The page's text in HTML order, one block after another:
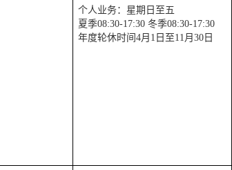
个人业务：星期日至五
夏季08:30-17:30冬季08:30-17:30
年度轮休时间4月 1 日至11月30 日